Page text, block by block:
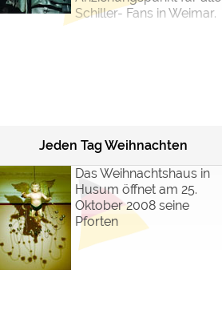
Schiller- Fans in Weimar.
Jeden Tag Weihnachten
Das Weihnachtshaus in
Husum öffnet am 25.
Oktober 2008 seine
Pforten